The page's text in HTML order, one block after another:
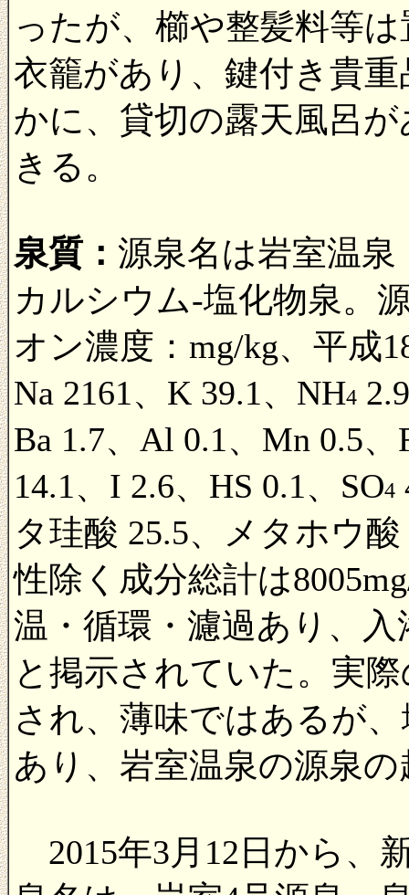
ったが、櫛や整髪料等
衣籠があり、鍵付き貴
かに、貸切の露天風呂
きる。
泉質： 源泉名は岩室温
カルシウム-塩化物泉。
オン濃度：mg/kg、平成
Na 2161、K 39.1、NH4
Ba 1.7、Al 0.1、Mn 0.5
14.1、I 2.6、HS 0.1、SO4
タ珪酸 25.5、メタホウ酸
性除く成分総計は
温・循環・濾過あり、
と掲示されていた。実
され、薄味ではあるが
あり、岩室温泉の源泉
2015年3月12日から、